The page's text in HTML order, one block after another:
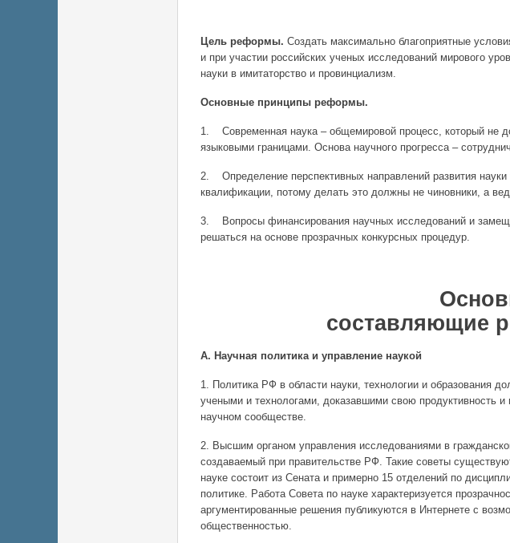
Цель реформы. Создать максимально благоприятные
и при участии российских ученых исследований мирового
науки в имитаторство и провинциализм.
Основные принципы реформы.
1. Современная наука – общемировой процесс, который не
языковыми границами. Основа научного прогресса –
2. Определение перспективных направлений развития науки
квалификации, потому делать это должны не чиновники, а
3. Вопросы финансирования научных исследований и
решаться на основе прозрачных конкурсных процедур.
Основные
составляющие
А. Научная политика и управление наукой
1. Политика РФ в области науки, технологии и образования
учеными и технологами, доказавшими свою продуктивность
научном сообществе.
2. Высшим органом управления исследованиями в
создаваемый при правительстве РФ. Такие советы
науке состоит из Сената и примерно 15 отделений по
политике. Работа Совета по науке характеризуется
аргументированные решения публикуются в Интернете с
общественностью.